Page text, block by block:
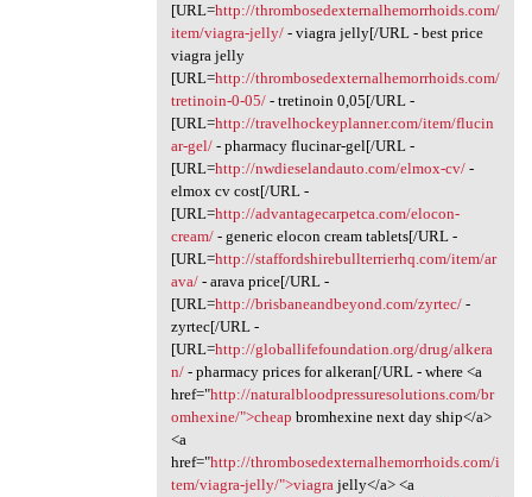
[URL=http://thrombosedexternalhemorrhoids.com/
item/viagra-jelly/- viagra jelly[/URL - best price
viagra jelly
[URL=http://thrombosedexternalhemorrhoids.com/
tretinoin-0-05/- tretinoin 0,05[/URL -
[URL=http://travelhockeyplanner.com/item/flucin
ar-gel/- pharmacy flucinar-gel[/URL -
[URL=http://nwdieselandauto.com/elmox-cv/-
elmox cv cost[/URL -
[URL=http://advantagecarpetca.com/elocon-
cream/- generic elocon cream tablets[/URL -
[URL=http://staffordshirebullterrierhq.com/item/ar
ava/- arava price[/URL -
[URL=http://brisbaneandbeyond.com/zyrtec/-
zyrtec[/URL -
[URL=http://globallifefoundation.org/drug/alkera
n/- pharmacy prices for alkeran[/URL - where <a
href="http://naturalbloodpressuresolutions.com/br
omhexine/">cheap bromhexine next day ship</a>
<a
href="http://thrombosedexternalhemorrhoids.com/i
tem/viagra-jelly/">viagrajelly</a> <a